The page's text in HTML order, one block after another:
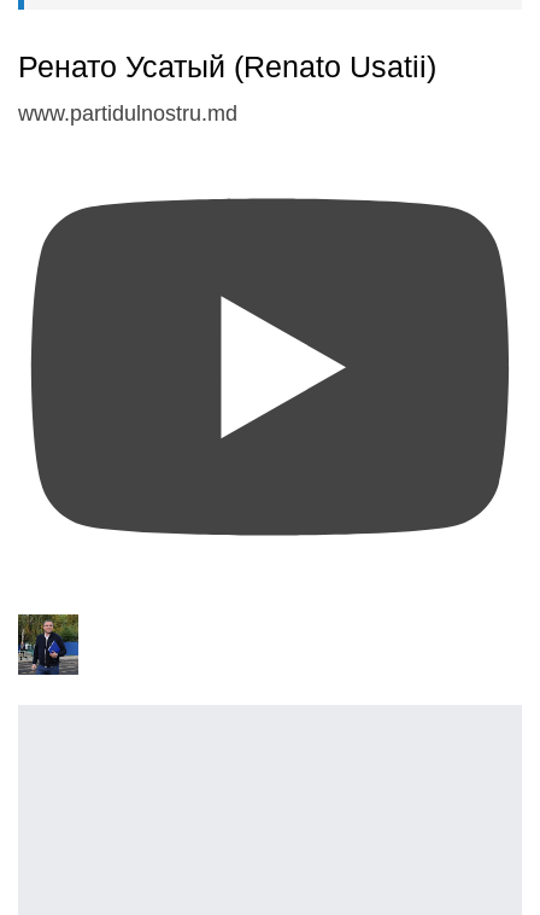
Ренато Усатый (Renato Usatii)
www.partidulnostru.md